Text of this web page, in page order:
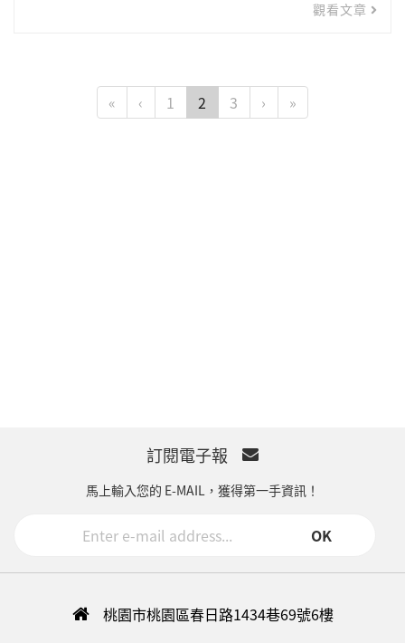
觀看文章
« ‹ 1 2 3 › »
訂閱電子報
馬上輸入您的 E-MAIL，獲得第一手資訊！
OK
桃園市桃園區春日路1434巷69號6樓